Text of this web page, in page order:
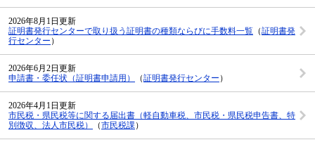
2026年8月1日更新
証明書発行センターで取り扱う証明書の種類ならびに手数料一覧 （証明書発
行センター ）
2026年6月2日更新
申請書・委任状（証明書申請用）
（証明書発行センター ）
2026年4月1日更新
市民税・県民税等に関する届出書（軽自動車税、市民税・県民税申告書、特
別徴収、法人市民税）
（市民税課）